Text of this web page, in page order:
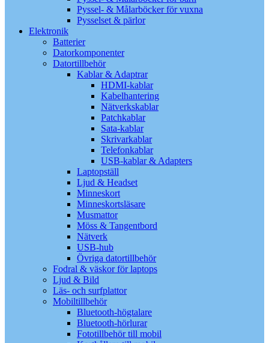
Pyssel- & Målarböcker för vuxna
Pysselset & pärlor
Elektronik
Batterier
Datorkomponenter
Datortillbehör
Kablar & Adaptrar
HDMI-kablar
Kabelhantering
Nätverkskablar
Patchkablar
Sata-kablar
Skrivarkablar
Telefonkablar
USB-kablar & Adapters
Laptopställ
Ljud & Headset
Minneskort
Minneskortsläsare
Musmattor
Möss & Tangentbord
Nätverk
USB-hub
Övriga datortillbehör
Fodral & väskor för laptops
Ljud & Bild
Läs- och surfplattor
Mobiltillbehör
Bluetooth-högtalare
Bluetooth-hörlurar
Fototillbehör till mobil